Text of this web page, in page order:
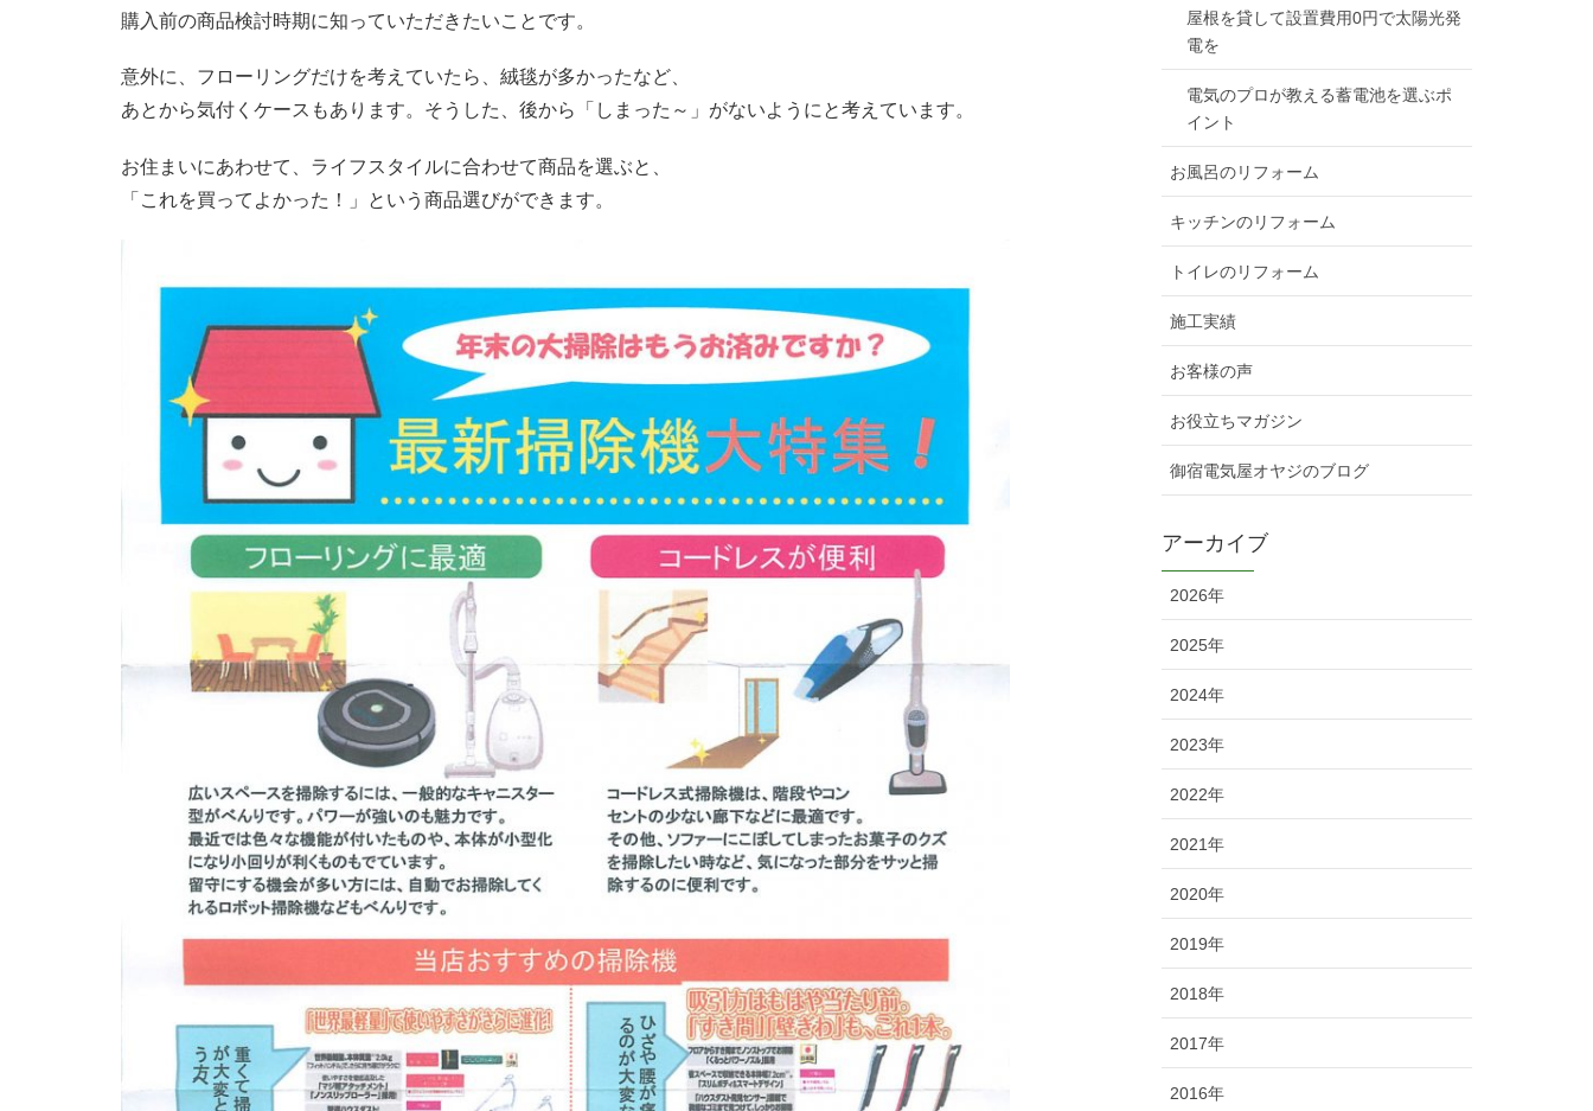
購入前の商品検討時期に知っていただきたいことです。
意外に、フローリングだけを考えていたら、絨毯が多かったなど、
あとから気付くケースもあります。そうした、後から「しまった～」がないようにと考えています。
お住まいにあわせて、ライフスタイルに合わせて商品を選ぶと、
「これを買ってよかった！」という商品選びができます。
屋根を貸して設置費用0円で太陽光発
電を
電気のプロが教える蓄電池を選ぶポ
イント
お風呂のリフォーム
キッチンのリフォーム
トイレのリフォーム
施工実績
お客様の声
お役立ちマガジン
御宿電気屋オヤジのブログ
アーカイブ
2026年
2025年
2024年
2023年
2022年
2021年
2020年
2019年
2018年
2017年
2016年